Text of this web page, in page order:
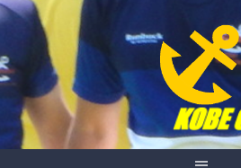
Skip
content